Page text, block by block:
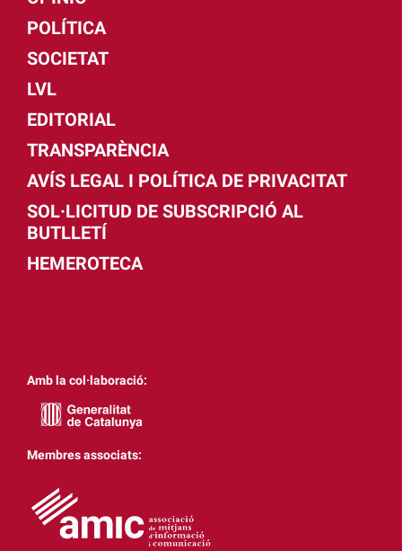
POLÍTICA
SOCIETAT
LVL
EDITORIAL
TRANSPARÈNCIA
AVÍS LEGAL I POLÍTICA DE PRIVACITAT
SOL·LICITUD DE SUBSCRIPCIÓ AL
BUTLLETÍ
HEMEROTECA
Amb la col·laboració:
Membres associats: